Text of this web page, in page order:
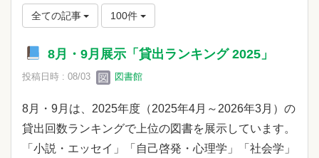
全ての記事 100件
8月・9月展示「貸出ランキング 2025」
投稿日時 : 08/03 図書館
8月・9月は、2025年度（2025年4月～2026年3月）の
貸出回数ランキングで上位の図書を展示しています。
「小説・エッセイ」「自己啓発・心理学」「社会学」